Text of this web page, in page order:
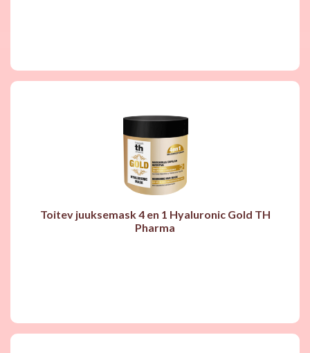
Toitev juuksemask 4 en 1 Hyaluronic Gold TH
Pharma